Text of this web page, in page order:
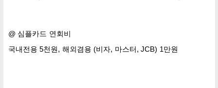
@ 심플카드 연회비
국내전용 5천원, 해외겸용 (비자, 마스터, JCB) 1만원